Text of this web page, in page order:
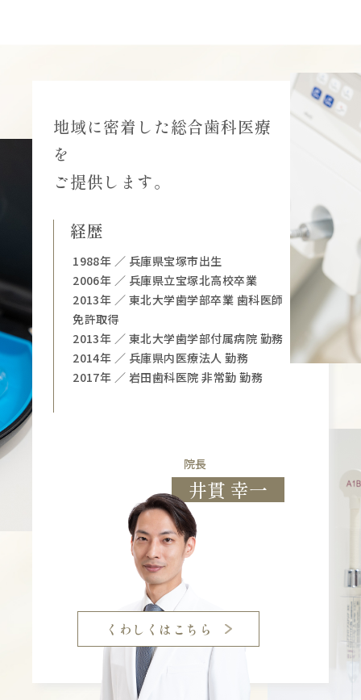
地域に密着した総合歯科医療
を
ご提供します。
経歴
1988年 ／ 兵庫県宝塚市出生
2006年 ／ 兵庫県立宝塚北高校卒業
2013年 ／ 東北大学歯学部卒業 歯科医師
免許取得
2013年 ／ 東北大学歯学部付属病院 勤務
2014年 ／ 兵庫県内医療法人 勤務
2017年 ／ 岩田歯科医院 非常勤 勤務
院長
井貫 幸一
くわしくはこちら